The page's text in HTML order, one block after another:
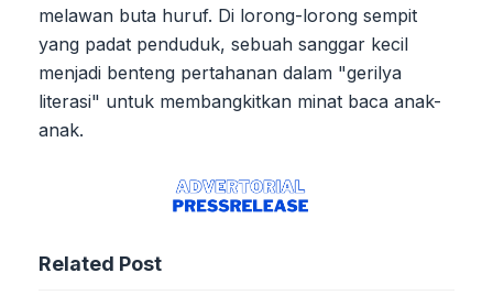
melawan buta huruf. Di lorong-lorong sempit
yang padat penduduk, sebuah sanggar kecil
menjadi benteng pertahanan dalam "gerilya
literasi" untuk membangkitkan minat baca anak-
anak.
Related Post